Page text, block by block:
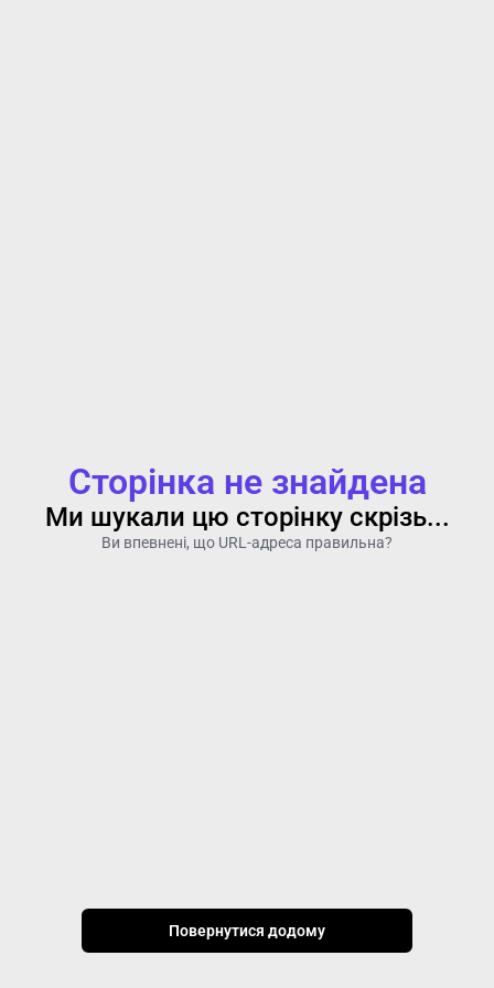
Сторінка не знайдена
Ми шукали цю сторінку скрізь...
Ви впевнені, що URL-адреса правильна?
Повернутися додому